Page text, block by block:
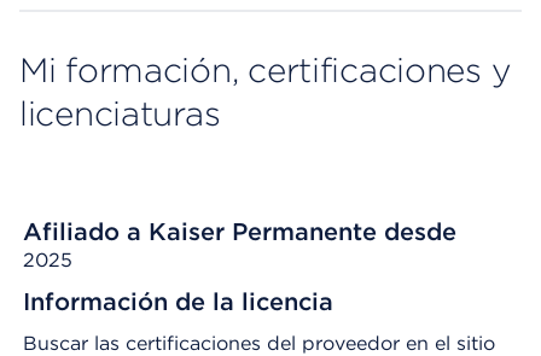
Mi formación, certificaciones y
licenciaturas
Afiliado a Kaiser Permanente desde
2025
Información de la licencia
Buscar las certificaciones del proveedor en el sitio